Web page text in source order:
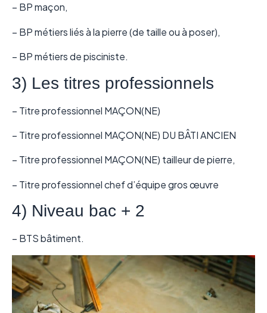
– BP maçon,
– BP métiers liés à la pierre (de taille ou à poser),
– BP métiers de pisciniste.
3) Les titres professionnels
– Titre professionnel MAÇON(NE)
– Titre professionnel MAÇON(NE) DU BÂTI ANCIEN
– Titre professionnel MAÇON(NE) tailleur de pierre,
– Titre professionnel chef d’équipe gros œuvre
4) Niveau bac + 2
– BTS bâtiment.